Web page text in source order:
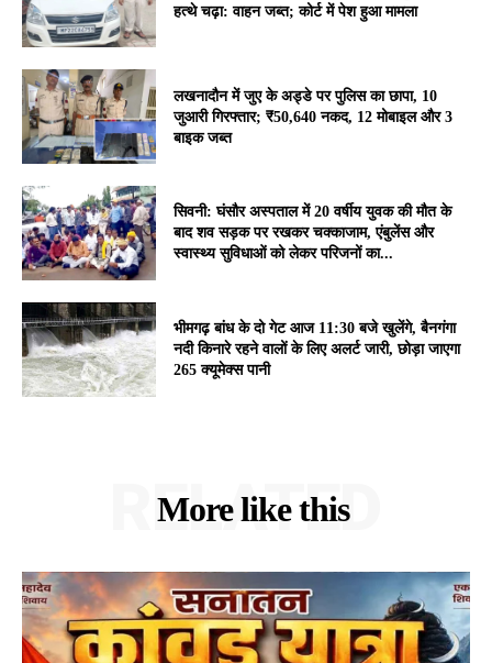
हत्थे चढ़ा: वाहन जब्त; कोर्ट में पेश हुआ मामला
लखनादौन में जुए के अड्डे पर पुलिस का छापा, 10
जुआरी गिरफ्तार; ₹50,640 नकद, 12 मोबाइल और 3
बाइक जब्त
सिवनी: घंसौर अस्पताल में 20 वर्षीय युवक की मौत के
बाद शव सड़क पर रखकर चक्काजाम, एंबुलेंस और
स्वास्थ्य सुविधाओं को लेकर परिजनों का...
भीमगढ़ बांध के दो गेट आज 11:30 बजे खुलेंगे, बैनगंगा
नदी किनारे रहने वालों के लिए अलर्ट जारी, छोड़ा जाएगा
265 क्यूमेक्स पानी
More like this
RELATED